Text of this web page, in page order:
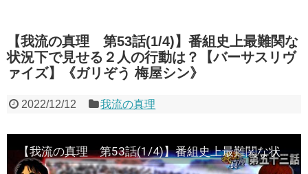
【我流の真理 第53話(1/4)】番組史上最難関な
状況下で見せる２人の行動は？【バーサスリヴ
ァイズ】《ガリぞう 梅屋シン》
2022/12/12 我流の真理
【我流の真理 第53話(1/4)】番組史上最難関な状況下で見せる２人の行動は？【バーサスリヴァイズ】《ガリぞう 梅屋シン》[ジャンバリ.TV][パチンコ][パチスロ][スロット]